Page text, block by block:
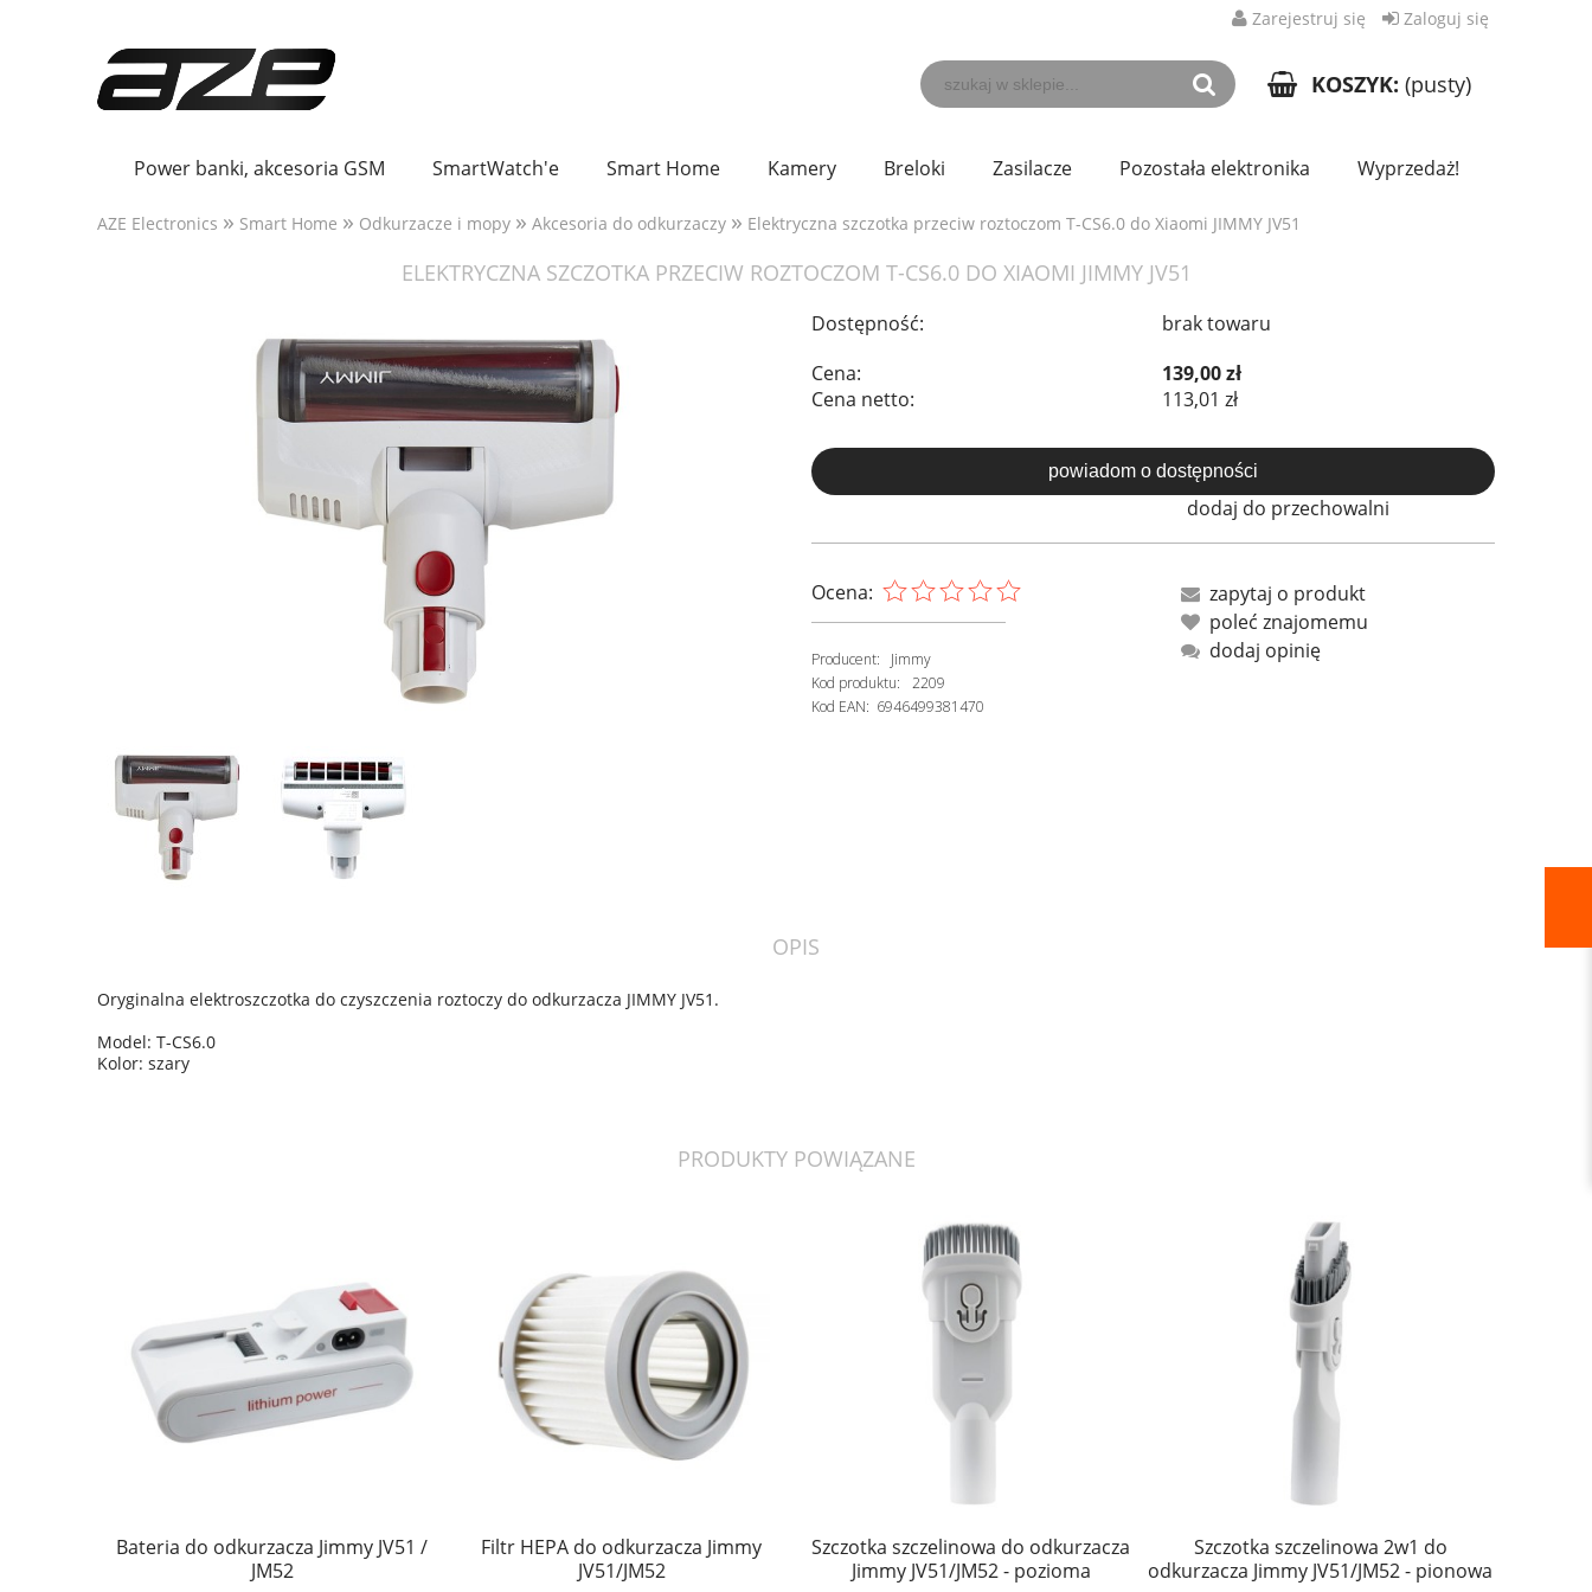
Zarejestruj się Zaloguj się
KOSZYK: (pusty)
Power banki, akcesoria GSM SmartWatch'e Smart Home Kamery Breloki Zasilacze Pozostała elektronika Wyprzedaż!
AZE Electronics » Smart Home » Odkurzacze i mopy » Akcesoria do odkurzaczy » Elektryczna szczotka przeciw roztoczom T-CS6.0 do Xiaomi JIMMY JV51
ELEKTRYCZNA SZCZOTKA PRZECIW ROZTOCZOM T-CS6.0 DO XIAOMI JIMMY JV51
Dostępność:
brak towaru
Cena:
139,00 zł
Cena netto:
113,01 zł
powiadom o dostępności
dodaj do przechowalni
Ocena:
Producent:
Jimmy
Kod produktu:
2209
Kod EAN: 6946499381470
zapytaj o produkt
poleć znajomemu
dodaj opinię
OPIS
Oryginalna elektroszczotka do czyszczenia roztoczy do odkurzacza JIMMY JV51.
Model: T-CS6.0
Kolor: szary
PRODUKTY POWIĄZANE
Bateria do odkurzacza Jimmy JV51 /
JM52
Filtr HEPA do odkurzacza Jimmy
JV51/JM52
Szczotka szczelinowa do odkurzacza
Jimmy JV51/JM52 - pozioma
Szczotka szczelinowa 2w1 do
odkurzacza Jimmy JV51/JM52 - pionowa